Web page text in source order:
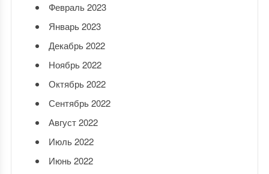
Февраль 2023
Январь 2023
Декабрь 2022
Ноябрь 2022
Октябрь 2022
Сентябрь 2022
Август 2022
Июль 2022
Июнь 2022